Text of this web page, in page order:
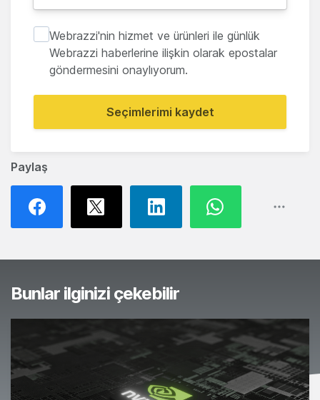
Paylaş
Webrazzi'nin hizmet ve ürünleri ile günlük
Webrazzi haberlerine ilişkin olarak epostalar
göndermesini onaylıyorum.
Seçimlerimi kaydet
Bunlar ilginizi çekebilir